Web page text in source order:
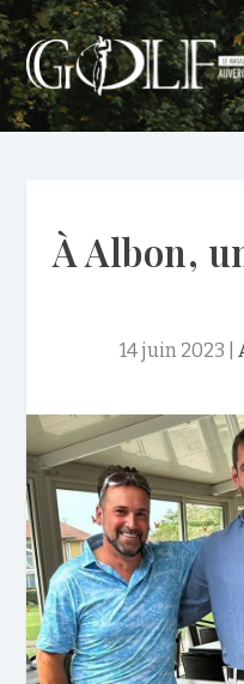
À Albon,
14 juin 2023